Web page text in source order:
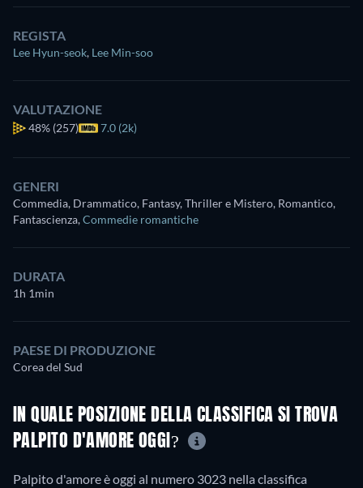
REGISTA
Lee Hyun-seok, Lee Min-soo
VALUTAZIONE
48% (257) 7.0 (2k)
GENERI
Commedia, Drammatico, Fantasy, Thriller e Mistero, Romantico,
Fantascienza,Commedie romantiche
DURATA
1h 1min
PAESE DI PRODUZIONE
Corea del Sud
IN QUALE POSIZIONE DELLA CLASSIFICA SI TROVA
PALPITO D'AMORE OGGI?
Palpito d'amore è oggi al numero 3023 nella classifica